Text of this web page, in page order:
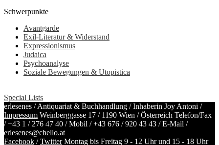
Schwerpunkte
Avantgarde
Exil-Literatur & Widerstand
Expressionismus
Judaica
Psychoanalyse
Soziale Bewegungen & Utopistica
Special Lists
erlesenes / Antiquariat & Buchhandlung / Inhaberin Joy Antoni /
Impressum Weinberggasse 17 / 1190 Wien / Österreich Telefon/Fax
/+43 1 / 276 47 40 / Mobil /+43 676 / 920 43 43 / E-Mail /
erlesenes@chello.at
Facebook /Twitter Montag bis Freitag 9 - 12 Uhr und 15 - 18 Uhr